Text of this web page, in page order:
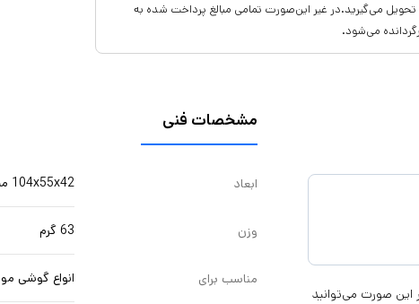
می‌گیرید.در غیر این‌صورت تمامی مبالغ پرداخت شده به
می‌شود.
این صورت می‌توانید
مشخصات فنی
ابعاد 104x55x42 میلی‌متر
وزن 63 گرم
مناسب برای انواع گوشی